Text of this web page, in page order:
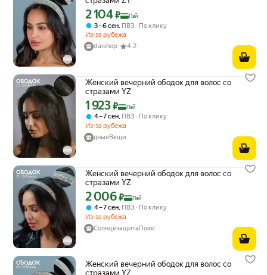
Цена с картой Яндекс Пэй 2104 ₽ вместо
2 104₽ Пэй
3 – 6 сен, ПВЗ
По клику
Из-за рубежа
daishop
4.2
Женский вечерний ободок для волос со
стразами YZ
Цена с картой Яндекс Пэй 1923 ₽ вместо
1 923₽ Пэй
4 – 7 сен, ПВЗ
По клику
Из-за рубежа
дныеВещи
Женский вечерний ободок для волос со
стразами YZ
Цена с картой Яндекс Пэй 2006 ₽ вместо
2 006₽ Пэй
4 – 7 сен ПВЗ
По клику
Из-за рубежа
СолнцезащитаПлюс
Женский вечерний ободок для волос со
стразами YZ